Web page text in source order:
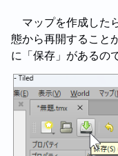
マップを作成した
態から再開すること
に「保存」があるの